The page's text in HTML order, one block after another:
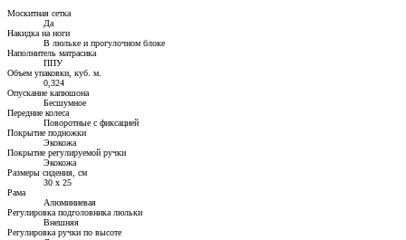
Москитная сетка
Да
Накидка на ноги
В люльке и прогулочном блоке
Наполнитель матрасика
ППУ
Объем упаковки, куб. м.
0,324
Опускание капюшона
Бесшумное
Передние колеса
Поворотные с фиксацией
Покрытие подножки
Экокожа
Покрытие регулируемой ручки
Экокожа
Размеры сидения, см
30 х 25
Рама
Алюминиевая
Регулировка подголовника люльки
Внешняя
Регулировка ручки по высоте